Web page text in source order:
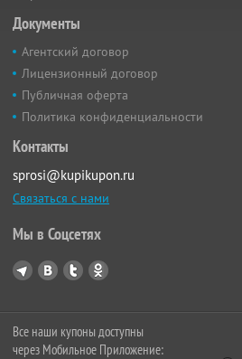
Документы
Агентский договор
Лицензионный договор
Публичная оферта
Политика конфиденциальности
Контакты
sprosi@kupikupon.ru
Связаться с нами
Мы в Соцсетях
Все наши купоны доступны
через Мобильное Приложение: